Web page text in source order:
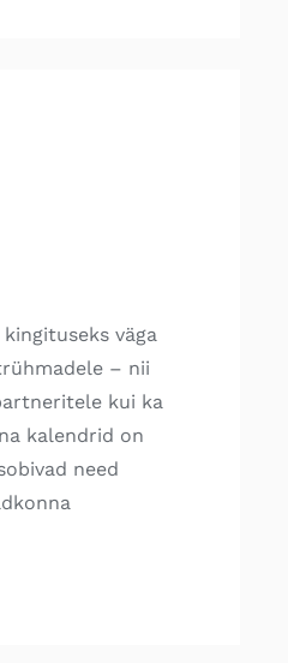
väga
– nii
kui ka
kalendrid on
need